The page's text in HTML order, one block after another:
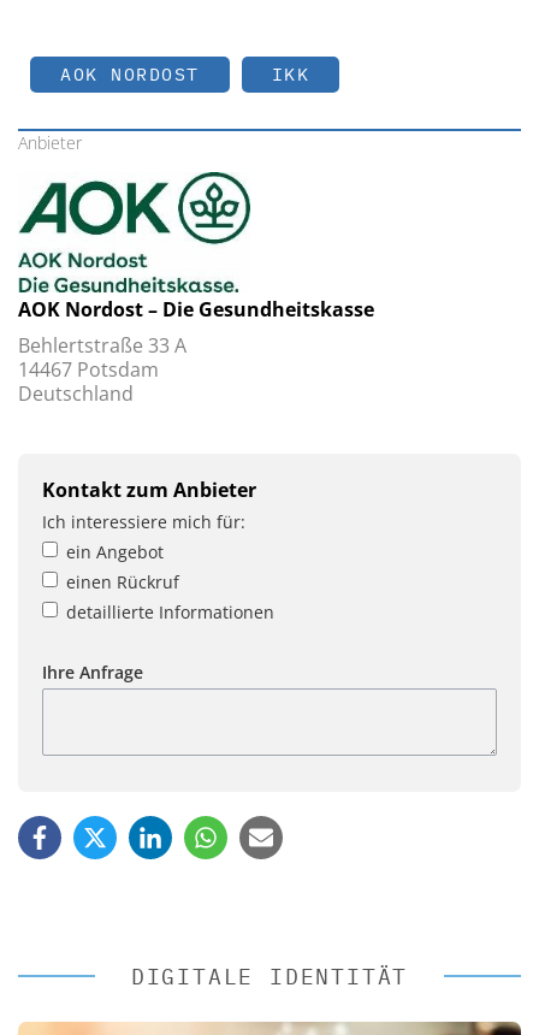
AOK NORDOST IKK
Anbieter
AOK Nordost – Die Gesundheitskasse
Behlertstraße 33 A
14467 Potsdam
Deutschland
Kontakt zum Anbieter
Ich interessiere mich für:
ein Angebot
einen Rückruf
detaillierte Informationen
Ihre Anfrage
DIGITALE IDENTITÄT